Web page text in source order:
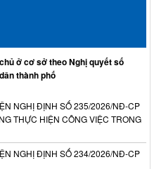
ở cơ sở theo Nghị quyết số
thành phố
NGHỊ ĐỊNH SỐ 235/2026/NĐ-CP
THỰC HIỆN CÔNG VIỆC TRONG
NGHỊ ĐỊNH SỐ 234/2026/NĐ-CP